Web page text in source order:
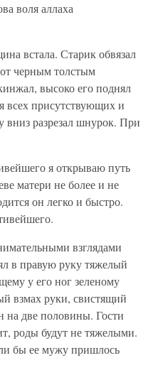
воля аллаха
встала. Старик обвязал
черным толстым
высоко его поднял
всех присутствующих и
разрезал шнурок. При
я открываю путь
матери не более и не
он легко и быстро.
взглядами
в правую руку тяжелый
у его ног зеленому
взмах руки, свистящий
на две половины. Гости
роды будут не тяжелыми.
бы ее мужу пришлось